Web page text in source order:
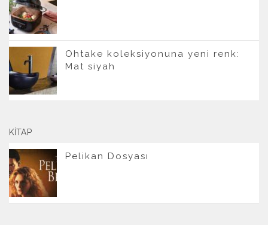
Ohtake koleksiyonuna yeni renk:
Mat siyah
KITAP
Pelikan Dosyası